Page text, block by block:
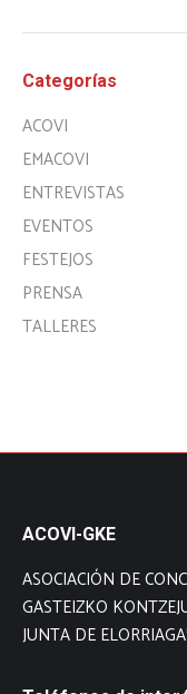
Categorías
ACOVI
EMACOVI
ENTREVISTAS
EVENTOS
FESTEJOS
PRENSA
TALLERES
ACOVI-GKE
ASOCIACIÓN DE
GASTEIZKO
JUNTA DE